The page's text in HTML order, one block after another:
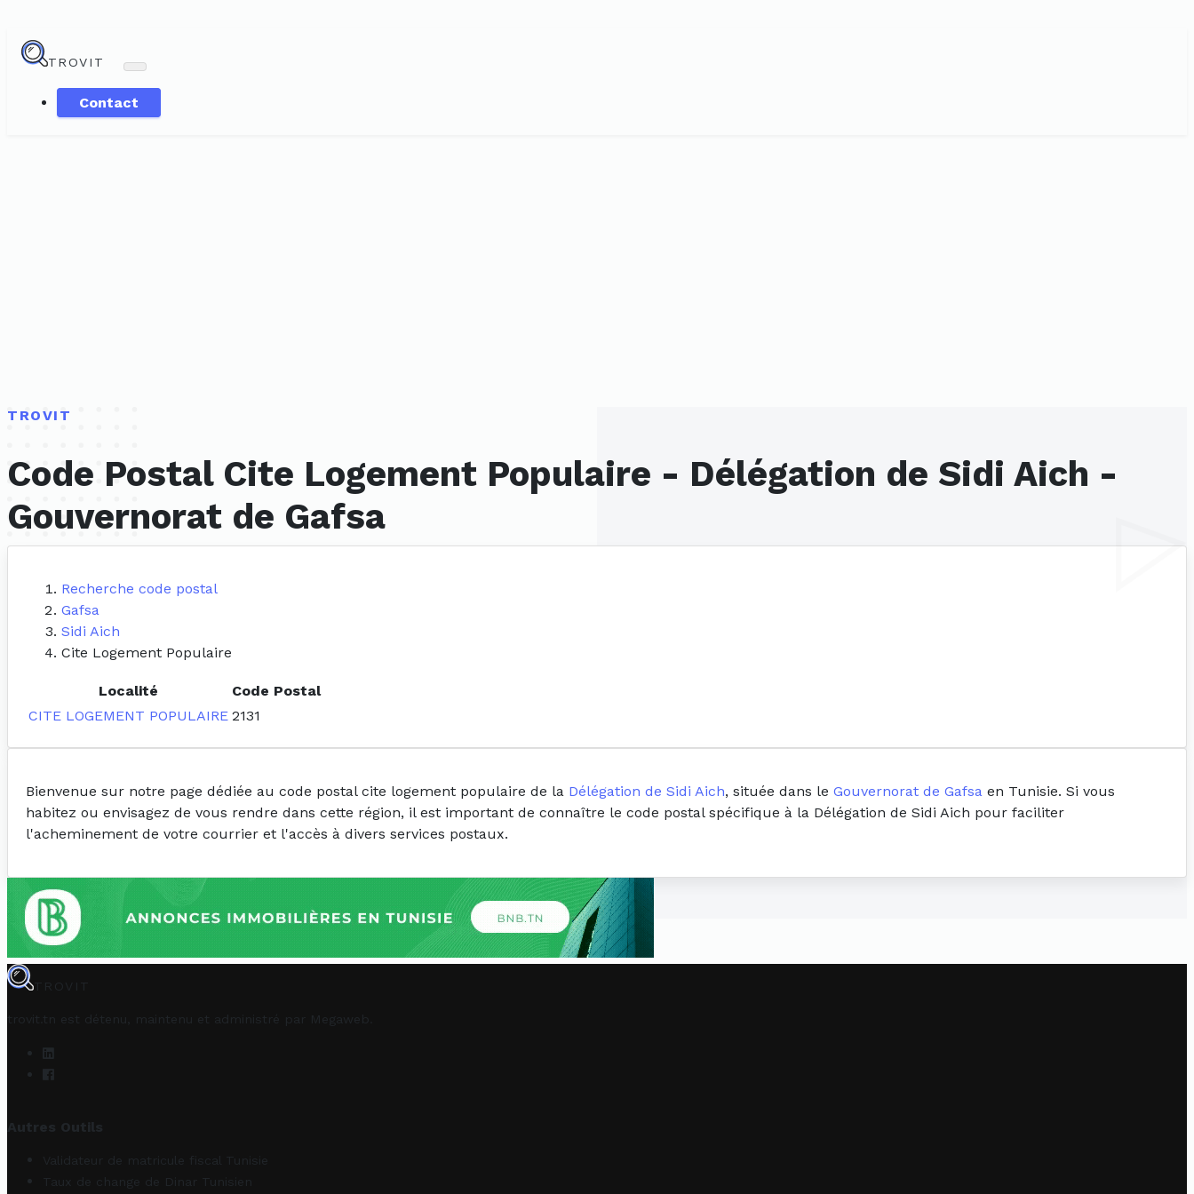
TROVIT
Contact
TROVIT
Code Postal Cite Logement Populaire - Délégation de Sidi Aich -
Gouvernorat de Gafsa
Recherche code postal
Gafsa
Sidi Aich
Cite Logement Populaire
Localité
Code Postal
CITE LOGEMENT POPULAIRE 2131
Bienvenue sur notre page dédiée au code postal cite logement populaire de la Délégation de Sidi Aich, située dans le Gouvernorat de Gafsa en Tunisie. Si vous
habitez ou envisagez de vous rendre dans cette région, il est important de connaître le code postal spécifique à la Délégation de Sidi Aich pour faciliter
l'acheminement de votre courrier et l'accès à divers services postaux.
TROVIT
trovit.tn est détenu, maintenu et administré par Megaweb
Autres Outils
Validateur de matricule fiscal Tunisie
Taux de change de Dinar Tunisien